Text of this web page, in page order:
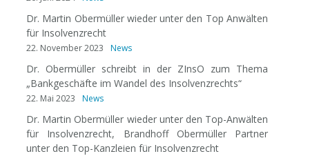
Dr. Martin Obermüller wieder unter den Top Anwälten
für Insolvenzrecht
22. November 2023 News
Dr. Obermüller schreibt in der ZInsO zum Thema
„Bankgeschäfte im Wandel des Insolvenzrechts“
22. Mai 2023 News
Dr. Martin Obermüller wieder unter den Top-Anwälten
für Insolvenzrecht, Brandhoff Obermüller Partner
unter den Top-Kanzleien für Insolvenzrecht